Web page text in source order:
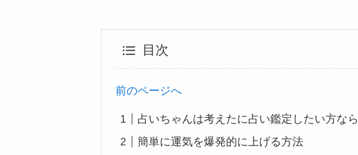
目次
前のページへ
占いちゃんは考えたに占い鑑定したい方なら
簡単に運気を爆発的に上げる方法